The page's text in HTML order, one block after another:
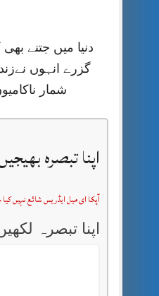
دنیا میں جتنے
گزرے انہوں
شمار
اپنا تبصرہ
آپکا ای میل ایڈریس شائع نہیں
اپنا تبصرہ